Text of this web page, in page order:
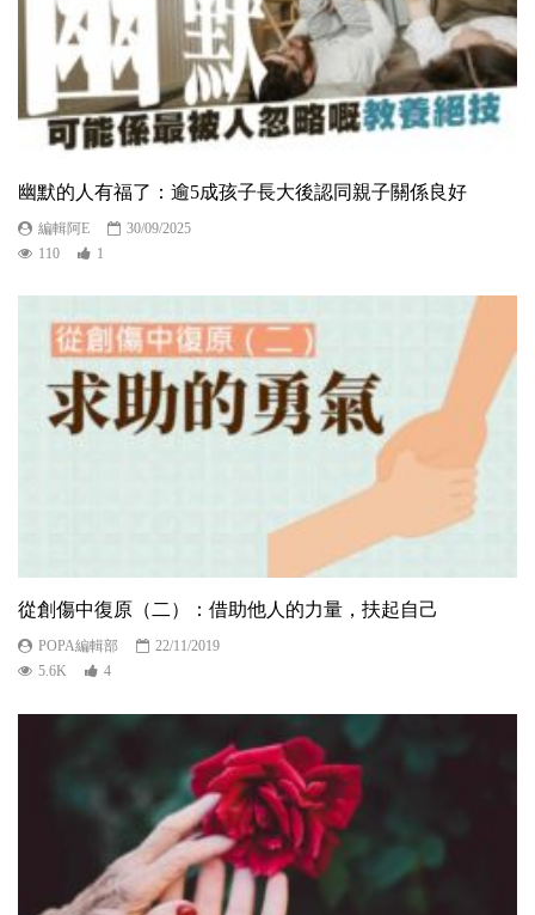
幽默的人有福了：逾5成孩子長大後認同親子關係良好
編輯阿E
30/09/2025
110
1
從創傷中復原（二）：借助他人的力量，扶起自己
POPA編輯部
22/11/2019
5.6K
4